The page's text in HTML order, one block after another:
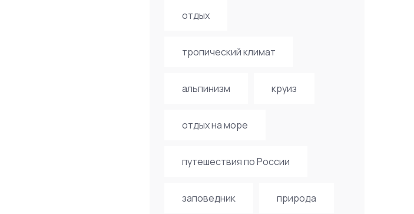
отдых
тропический климат
альпинизм круиз
отдых на море
путешествия по России
заповедник природа